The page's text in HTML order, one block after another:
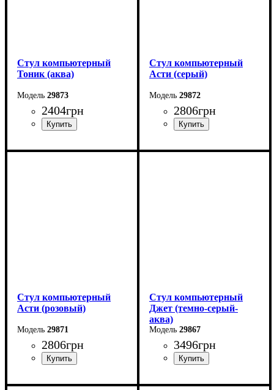
Стул компьютерный
Тоник (аква)
29873
2404грн
Стул компьютерный
Асти (серый)
29872
2806грн
Стул компьютерный
Асти (розовый)
29871
2806грн
Стул компьютерный
Джет (темно-серый-
аква)
29867
3496грн